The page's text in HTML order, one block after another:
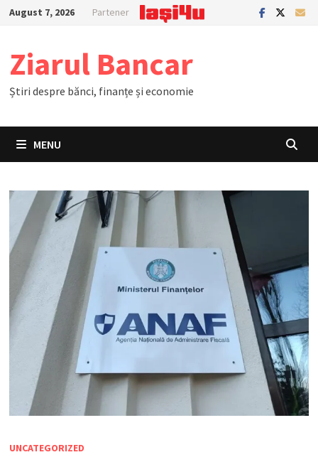
SkipAugust 7, 2026 Partener
Ziarul Bancar
Știri despre bănci, finanțe și economie
MENU
UNCATEGORIZED